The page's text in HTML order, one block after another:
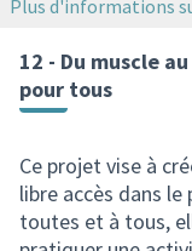
Plus d'informations
12 - Du muscle
pour tous
Ce projet vise à
libre accès dans le
toutes et à tous,